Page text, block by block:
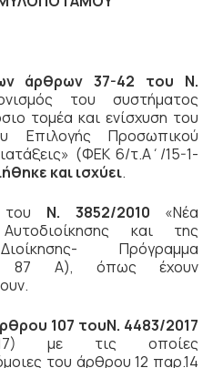
άρθρων 37-42 του Ν.
του συστήματος
τομέα και ενίσχυση του
Επιλογής Προσωπικού
(ΦΕΚ 6/τ.Α΄/15-1-
και ισχύει.
του Ν. 3852/2010 «Νέα
και της
Πρόγραμμα
87 Α), όπως έχουν
107 τουΝ. 4483/2017
με τις οποίες
του άρθρου 12 παρ.14